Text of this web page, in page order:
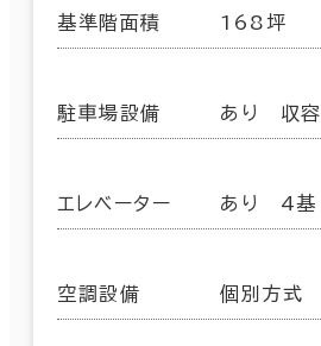
基準階面積 168坪
駐車場設備 あり 収
エレベーター あり 4基
空調設備 個別方式